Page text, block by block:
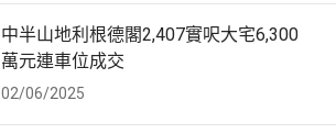
中半山地利根德閣2,407實呎大宅6,300
萬元連車位成交
02/06/2025